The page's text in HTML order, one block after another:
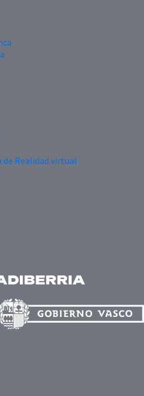
de Realidad virtual